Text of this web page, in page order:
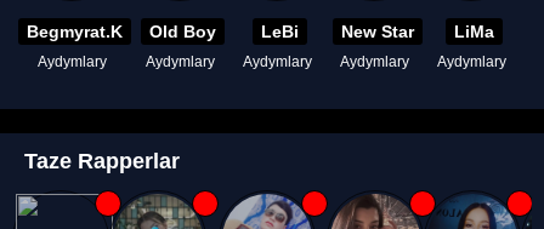
Begmyrat.K
Aydymlary
Old Boy
Aydymlary
LeBi
Aydymlary
New Star
Aydymlary
LiMa
Aydymlary
Taze Rapperlar